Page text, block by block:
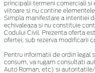
principalii termeni comerciali si
viitoare si nu contine
Simpla manifestare a intentiei
echivaleaza si nu constituie
Codului Civil. Prezenta oferta
ofertei, sub rezerva modificarii
Pentru informatii de ordin legal
consum, va rugam consultati
Auto Roman, etc) si